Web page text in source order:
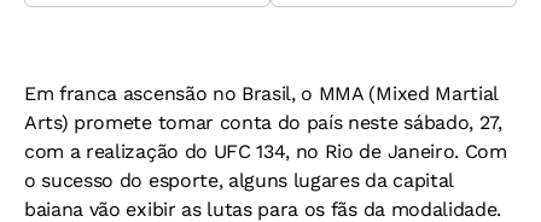
Em franca ascensão no Brasil, o MMA (Mixed Martial
Arts) promete tomar conta do país neste sábado, 27,
com a realização do UFC 134, no Rio de Janeiro. Com
o sucesso do esporte, alguns lugares da capital
baiana vão exibir as lutas para os fãs da modalidade.